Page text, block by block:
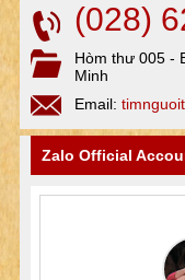
(028)
Hòm thư 005 -
Minh
Email:
Zalo Official